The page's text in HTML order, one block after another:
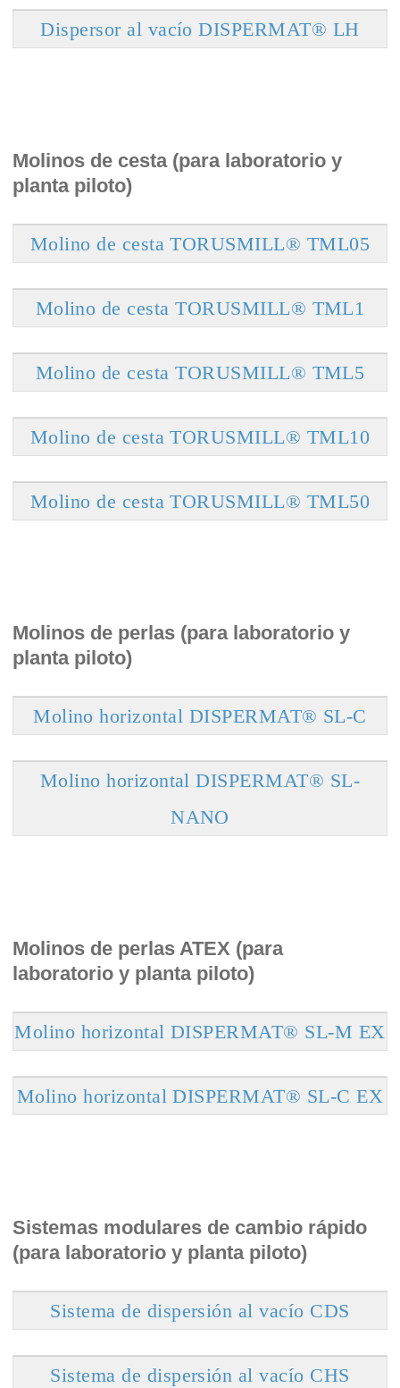
Dispersor al vacío DISPERMAT® LH
Molinos de cesta (para laboratorio y
planta piloto)
Molino de cesta TORUSMILL® TML05
Molino de cesta TORUSMILL® TML1
Molino de cesta TORUSMILL® TML5
Molino de cesta TORUSMILL® TML10
Molino de cesta TORUSMILL® TML50
Molinos de perlas (para laboratorio y
planta piloto)
Molino horizontal DISPERMAT® SL-C
Molino horizontal DISPERMAT® SL-
NANO
Molinos de perlas ATEX (para
laboratorio y planta piloto)
Molino horizontal DISPERMAT® SL-M EX
Molino horizontal DISPERMAT® SL-C EX
Sistemas modulares de cambio rápido
(para laboratorio y planta piloto)
Sistema de dispersión al vacío CDS
Sistema de dispersión al vacío CHS